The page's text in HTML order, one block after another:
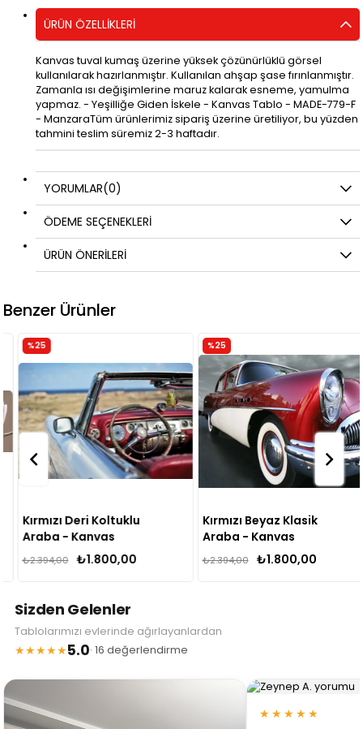
ÜRÜN ÖZELLIKLERI
Kanvas tuval kumaş üzerine yüksek çözünürlüklü görsel
kullanılarak hazırlanmıştır. Kullanılan ahşap şase fırınlanmıştır.
Zamanla ısı değişimlerine maruz kalarak esneme, yamulma
yapmaz. - Yeşilliğe Giden İskele - Kanvas Tablo - MADE-779-F
- ManzaraTüm ürünlerimiz sipariş üzerine üretiliyor, bu yüzden
tahmini teslim süremiz 2-3 haftadır.
YORUMLAR(0)
ÖDEME SEÇENEKLERI
ÜRÜN ÖNERILERI
Benzer Ürünler
Kırmızı Deri Koltuklu
Araba - Kanvas
Tablo
₺1.800,00
₺2.394,00
%25
Kırmızı Beyaz Klasik
Araba - Kanvas
Tablo
₺1.800,00
₺2.394,00
%25
Sizden Gelenler
Tablolarımızı evlerinde ağırlayanlardan
★★★★★5.0· 16 değerlendirme
★★★★★